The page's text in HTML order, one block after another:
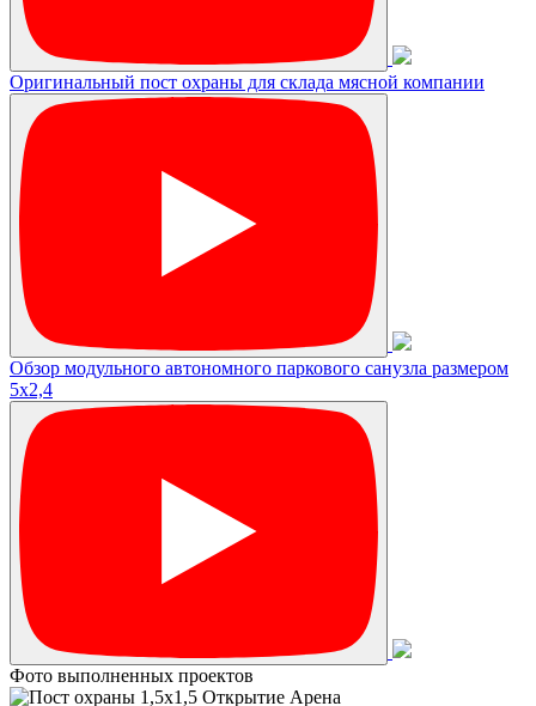
Оригинальный пост охраны для склада мясной компании
Обзор модульного автономного паркового санузла размером
5х2,4
Фото выполненных проектов